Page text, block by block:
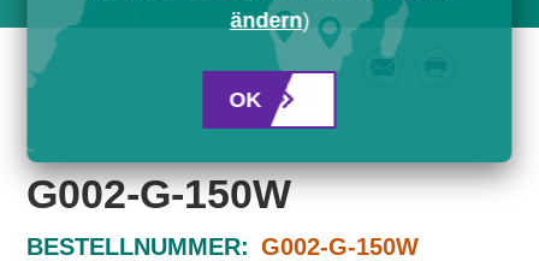
G002-G-150W
BESTELLNUMMER: G002-G-150W
ändern)
OK